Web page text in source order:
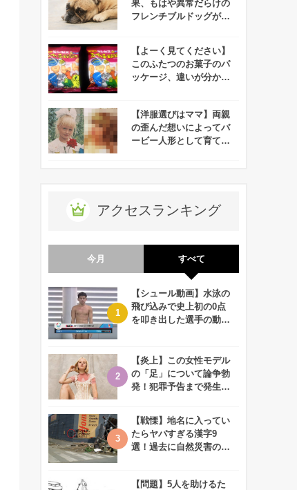
果、もはや異常だらけの
フレンチブルドッグが悲
【よーく見てください】
このふたつのお菓子のパ
ッケージ、違いが分かり
【洋服選びはママ】両親
の歪んだ想いによってバ
ービー人形として育てら
アクセスランキング
今月 すべて
【シュール動画】水泳の
飛び込みで史上初の0点
を叩き出した選手の動画
【炎上】この女性モデル
の「足」について論争勃
発！犯罪予告まで発生す
【戦慄】地名に入ってい
たらヤバすぎる漢字9
選！過去に自然災害の歴
【問題】5人を助けるた